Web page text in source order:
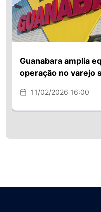
Guanabara amplia
operação no varejo
11/02/2026 16:00